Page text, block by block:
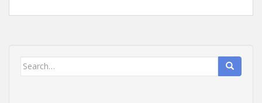
Search